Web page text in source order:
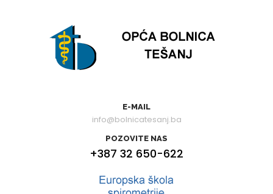
E-MAIL
info@bolnicatesanj.ba
POZOVITE NAS
+387 32 650-622